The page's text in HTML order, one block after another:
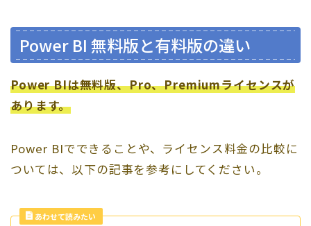
Power BI 無料版と有料版の違い
Power BIは無料版、Pro、Premiumライセンスが
あります。
Power BIでできることや、ライセンス料金の比較に
ついては、以下の記事を参考にしてください。